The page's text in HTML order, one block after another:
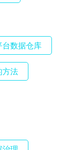
数据仓库
方法